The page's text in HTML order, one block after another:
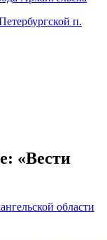
п.
«Вести